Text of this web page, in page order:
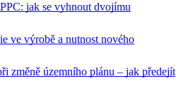
jak se vyhnout dvojímu
ve výrobě a nutnost nového
změně územního plánu – jak předejít